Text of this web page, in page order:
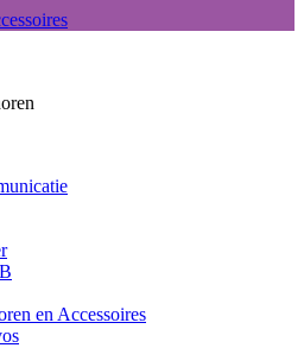
en Accessoires